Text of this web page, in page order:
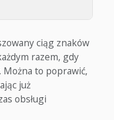
ciąg znaków
razem, gdy
Można to poprawić,
już
obsługi